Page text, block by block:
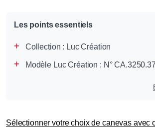
Les points essentiels
Collection : Luc Création
Modèle Luc Création : N°
Sélectionner votre choix de canevas avec